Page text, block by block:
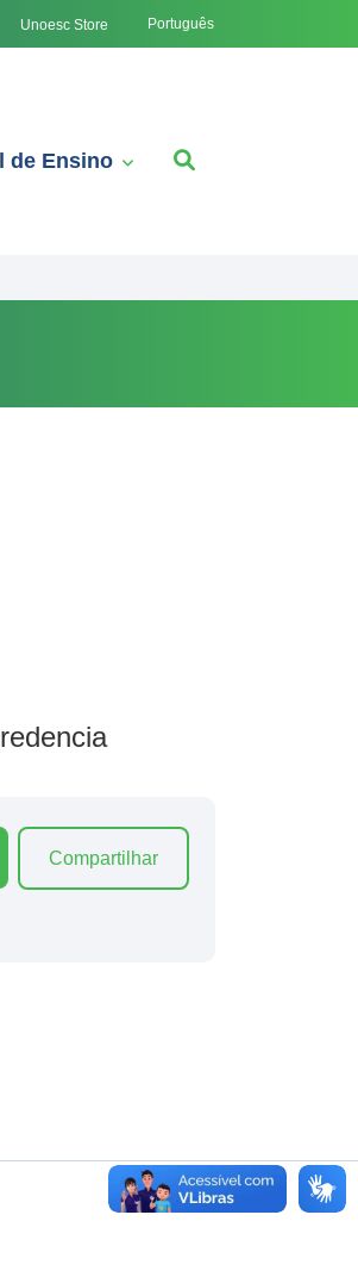
Unoesc Store Português
de Ensino
Compartilhar